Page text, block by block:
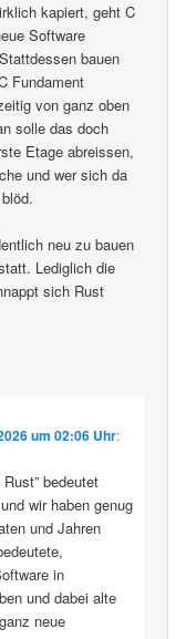
kapiert, geht C
Software
bauen
Fundament
von ganz oben
solle das doch
Etage abreissen,
und wer sich da
neu zu bauen
Lediglich die
sich Rust
um 02:06 Uhr:
bedeutet
wir haben genug
und Jahren
in
und dabei alte
neue